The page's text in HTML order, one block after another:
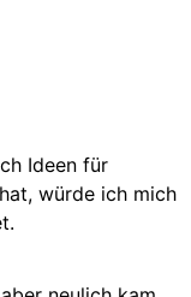
Ideen für
würde ich mich